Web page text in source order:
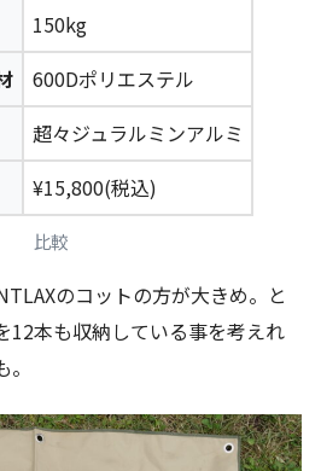
150kg
600Dポリエステル
超々ジュラルミンアルミ（
¥15,800(税込)
比較
のコットの方が大きめ。と
12本も収納している事を考えれ